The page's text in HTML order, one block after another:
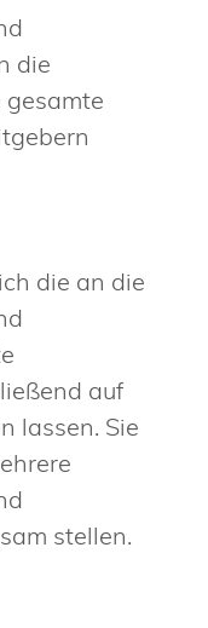
die
gesamte
die an die
auf
lassen. Sie
stellen.